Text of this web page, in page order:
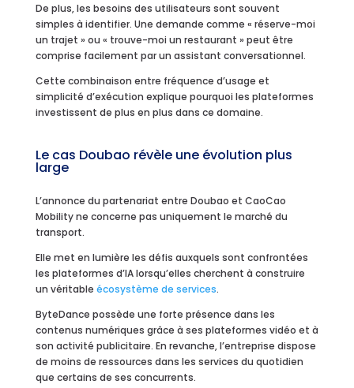
De plus, les besoins des utilisateurs sont souvent
simples à identifier. Une demande comme « réserve-moi
un trajet » ou « trouve-moi un restaurant » peut être
comprise facilement par un assistant conversationnel.
Cette combinaison entre fréquence d’usage et
simplicité d’exécution explique pourquoi les plateformes
investissent de plus en plus dans ce domaine.
Le cas Doubao révèle une évolution plus
large
L’annonce du partenariat entre Doubao et CaoCao
Mobility ne concerne pas uniquement le marché du
transport.
Elle met en lumière les défis auxquels sont confrontées
les plateformes d’IA lorsqu’elles cherchent à construire
un véritable écosystème de services.
ByteDance possède une forte présence dans les
contenus numériques grâce à ses plateformes vidéo et à
son activité publicitaire. En revanche, l’entreprise dispose
de moins de ressources dans les services du quotidien
que certains de ses concurrents.